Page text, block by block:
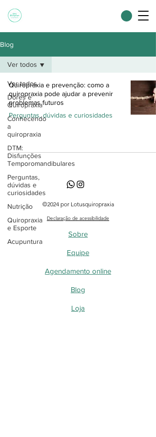
Blog
Ver todos
Dores e
Quiropraxia
Conhecendo
a
quiropraxia
DTM:
Disfunções
Temporomandibulares
Perguntas,
dúvidas e
curiosidades
Nutrição
Quiropraxia
e Esporte
Acupuntura
Ver todos
Quiropraxia e prevenção: como a
quiropraxia pode ajudar a prevenir
problemas futuros
Perguntas, dúvidas e curiosidades
©2024 por Lotusquiropraxia
Declaração de acessibilidade
Sobre
Equipe
Agendamento online
Blog
Loja